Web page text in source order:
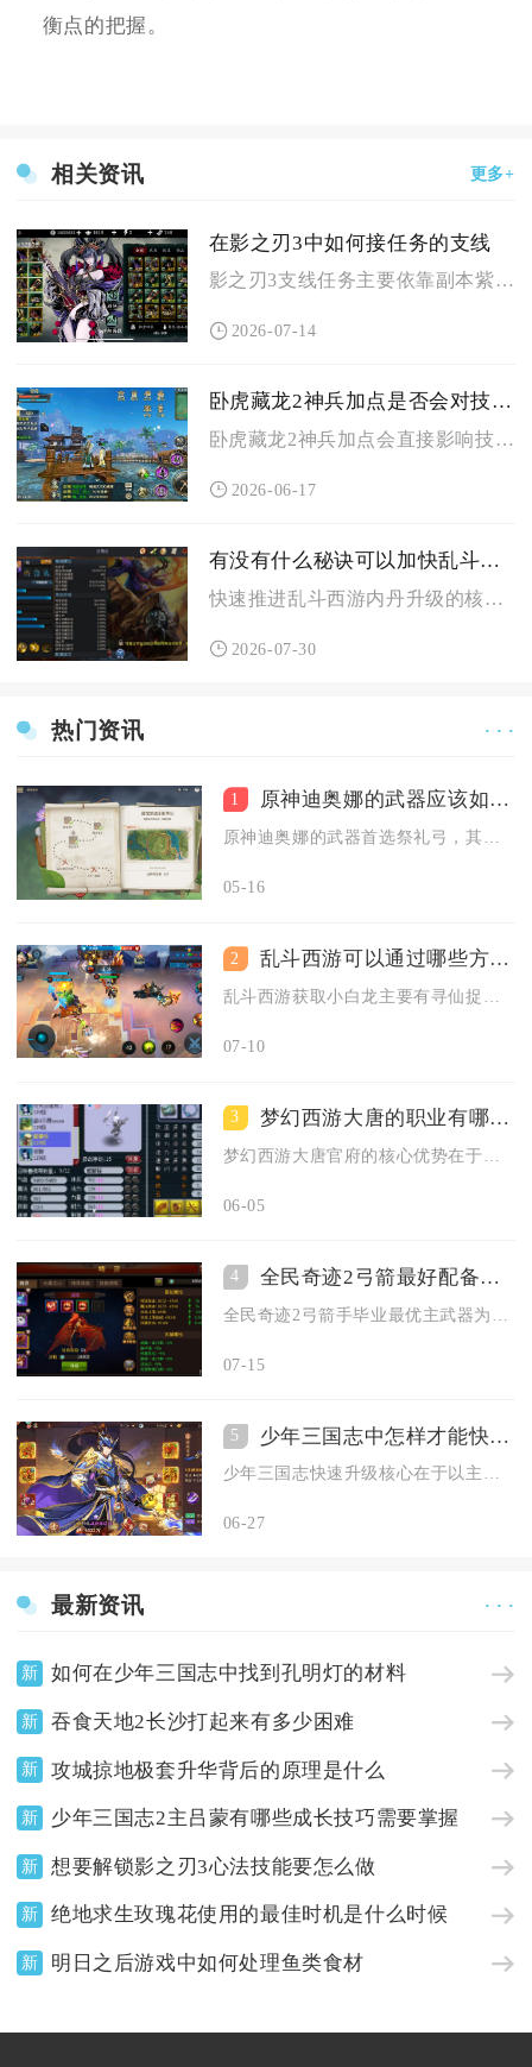
衡点的把握。
相关资讯 更多+
在影之刃3中如何接任务的支线
影之刃3支线任务主要依靠副本紫色特殊房间随机NPC对话、副本...
2026-07-14
卧虎藏龙2神兵加点是否会对技能释放有影响
卧虎藏龙2神兵加点会直接影响技能释放效果，核心体现在伤害数值...
2026-06-17
有没有什么秘诀可以加快乱斗西游内丹的升级进程
快速推进乱斗西游内丹升级的核心秘诀在于打通稳定资源获取渠道、...
2026-07-30
热门资讯 · · ·
1 原神迪奥娜的武器应该如何选择搭配
原神迪奥娜的武器首选祭礼弓，其次可选终末嗟叹之诗、西风猎弓，...
05-16
2 乱斗西游可以通过哪些方式获得小白龙
07-10
3 梦幻西游大唐的职业有哪些优势
06-05
4 全民奇迹2弓箭最好配备何种武器
07-15
5 少年三国志中怎样才能快速提升自己的等级
少年三国志快速升级核心在于以主线任务为核心，高效管理体力、刷...
06-27
最新资讯 · · ·
新 如何在少年三国志中找到孔明灯的材料
新 吞食天地2长沙打起来有多少困难
新 攻城掠地极套升华背后的原理是什么
新 少年三国志2主吕蒙有哪些成长技巧需要掌握
新 想要解锁影之刃3心法技能要怎么做
新 绝地求生玫瑰花使用的最佳时机是什么时候
新 明日之后游戏中如何处理鱼类食材